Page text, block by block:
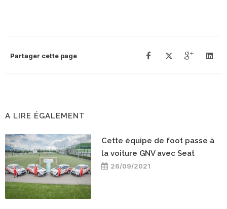
Partager cette page
A LIRE ÉGALEMENT
Cette équipe de foot passe à
la voiture GNV avec Seat
26/09/2021